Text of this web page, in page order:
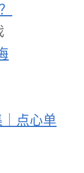
点心单